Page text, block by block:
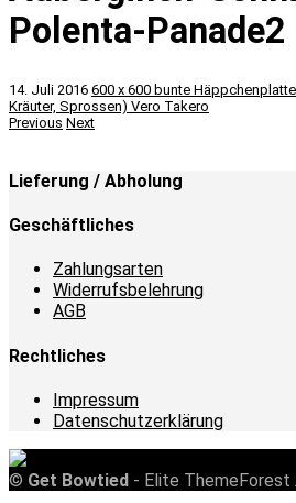
Polenta-Panade2
14. Juli 2016 600 x 600 bunte Häppchenplatte
Kräuter, Sprossen) Vero Takero
Previous Next
Lieferung / Abholung
Geschäftliches
Zahlungsarten
Widerrufsbelehrung
AGB
Rechtliches
Impressum
Datenschutzerklärung
© Get Bowtied - Elite ThemeForest